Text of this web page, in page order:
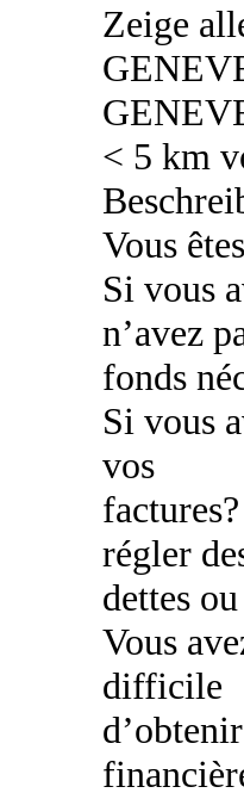
Zeige
< 5 km
Vous
Si vous
n’avez
fonds
Si vous
vos
régler
dettes
Vous
difficile